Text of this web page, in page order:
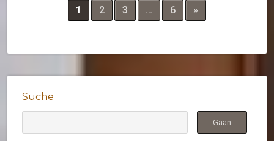
1 2 3 … 6 »
Suche